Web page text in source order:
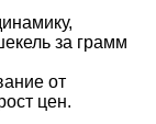
за грамм
от
цен.